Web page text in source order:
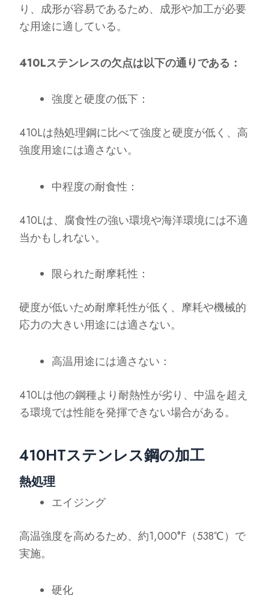
り、成形が容易であるため、成形や加工が必要
な用途に適している。
410Lステンレスの欠点は以下の通りである：
強度と硬度の低下：
410Lは熱処理鋼に比べて強度と硬度が低く、高
強度用途には適さない。
中程度の耐食性：
410Lは、腐食性の強い環境や海洋環境には不適
当かもしれない。
限られた耐摩耗性：
硬度が低いため耐摩耗性が低く、摩耗や機械的
応力の大きい用途には適さない。
高温用途には適さない：
410Lは他の鋼種より耐熱性が劣り、中温を超え
る環境では性能を発揮できない場合がある。
410HTステンレス鋼の加工
熱処理
エイジング
高温強度を高めるため、約1,000°F（538℃）で
実施。
硬化